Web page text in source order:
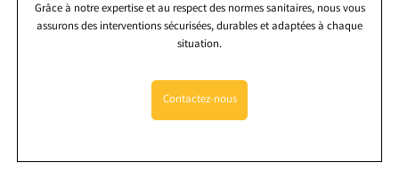
Grâce à notre expertise et au respect des normes sanitaires, nous vous
assurons des interventions sécurisées, durables et adaptées à chaque
situation.
Contactez-nous